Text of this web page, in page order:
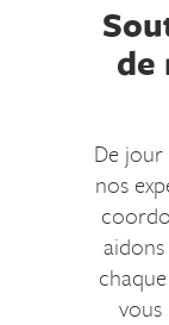
de
De jour
nos
vous